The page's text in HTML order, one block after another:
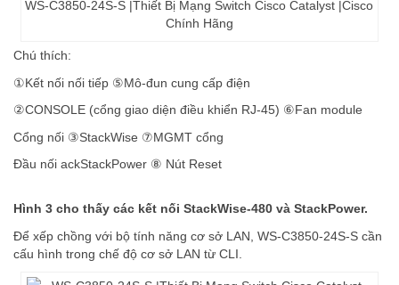
WS-C3850-24S-S |Thiết Bị Mạng Switch Cisco Catalyst |Cisco
Chính Hãng
Chú thích:
①Kết nối nối tiếp ⑤Mô-đun cung cấp điện
②CONSOLE (cổng giao diện điều khiển RJ-45) ⑥Fan module
Cổng nối ③StackWise ⑦MGMT cổng
Đầu nối ackStackPower ⑧ Nút Reset
Hình 3 cho thấy các kết nối StackWise-480 và StackPower.
Để xếp chồng với bộ tính năng cơ sở LAN, WS-C3850-24S-S cần
cấu hình trong chế độ cơ sở LAN từ CLI.